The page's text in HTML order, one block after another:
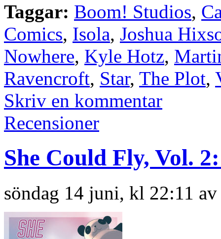
Taggar: Boom! Studios,
Comics, Isola, Joshua
Nowhere, Kyle Hotz,
Ravencroft, Star, The Plot,
Skriv en kommentar
Recensioner
She Could Fly, Vol.
söndag 14 juni, kl 22:11 av